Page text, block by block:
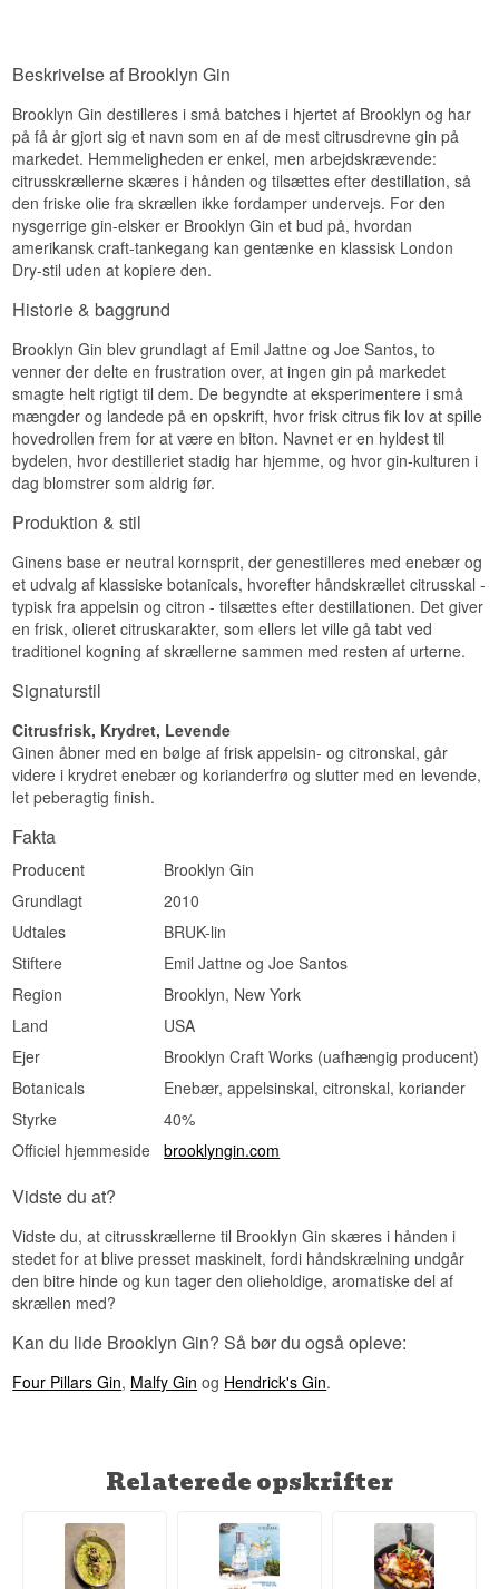
Beskrivelse af Brooklyn Gin
Brooklyn Gin destilleres i små batches i hjertet af Brooklyn og har
på få år gjort sig et navn som en af de mest citrusdrevne gin på
markedet. Hemmeligheden er enkel, men arbejdskrævende:
citrusskrællerne skæres i hånden og tilsættes efter destillation, så
den friske olie fra skrællen ikke fordamper undervejs. For den
nysgerrige gin-elsker er Brooklyn Gin et bud på, hvordan
amerikansk craft-tankegang kan gentænke en klassisk London
Dry-stil uden at kopiere den.
Historie & baggrund
Brooklyn Gin blev grundlagt af Emil Jattne og Joe Santos, to
venner der delte en frustration over, at ingen gin på markedet
smagte helt rigtigt til dem. De begyndte at eksperimentere i små
mængder og landede på en opskrift, hvor frisk citrus fik lov at spille
hovedrollen frem for at være en biton. Navnet er en hyldest til
bydelen, hvor destilleriet stadig har hjemme, og hvor gin-kulturen i
dag blomstrer som aldrig før.
Produktion & stil
Ginens base er neutral kornsprit, der genestilleres med enebær og
et udvalg af klassiske botanicals, hvorefter håndskrællet citrusskal -
typisk fra appelsin og citron - tilsættes efter destillationen. Det giver
en frisk, olieret citruskarakter, som ellers let ville gå tabt ved
traditionel kogning af skrællerne sammen med resten af urterne.
Signaturstil
Citrusfrisk, Krydret, Levende
Ginen åbner med en bølge af frisk appelsin- og citronskal, går
videre i krydret enebær og korianderfrø og slutter med en levende,
let peberagtig finish.
Fakta
Producent
Brooklyn Gin
Grundlagt
2010
Udtales
BRUK-lin
Stiftere
Emil Jattne og Joe Santos
Region
Brooklyn, New York
Land
USA
Ejer
Brooklyn Craft Works (uafhængig producent)
Botanicals
Enebær, appelsinskal, citronskal, koriander
Styrke
40%
Officiel hjemmeside
brooklyngin.com
Vidste du at?
Vidste du, at citrusskrællerne til Brooklyn Gin skæres i hånden i
stedet for at blive presset maskinelt, fordi håndskrælning undgår
den bitre hinde og kun tager den olieholdige, aromatiske del af
skrællen med?
Kan du lide Brooklyn Gin? Så bør du også opleve:
Four Pillars Gin, Malfy Gin og Hendrick's Gin.
Relaterede opskrifter